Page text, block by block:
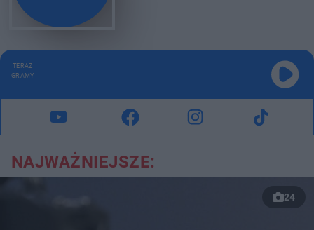
TERAZ
GRAMY
NAJWAŻNIEJSZE:
24